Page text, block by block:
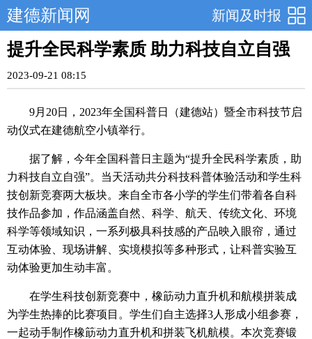
新闻及时报
建德新闻网
提升全民科学素质 助力科技自立自强
2023-09-21 08:15
9月20日，2023年全国科普日（建德站）暨全市科技节启
动仪式在建德航空小镇举行。
据了解，今年全国科普日主题为“提升全民科学素质，助
力科技自立自强”。当天活动共分科技科普体验活动和学生科
技创新竞赛两大板块。来自全市各小学的学生们带着各自科
技作品参加，作品涵盖自然、科学、航天、传统文化、环境
科学等领域知识，一系列极具科技感的产品映入眼帘，通过
互动体验、现场讲解、实境模拟等多种形式，让科普实验互
动体验更加生动丰富。
在学生科技创新竞赛中，橡筯动力直升机和航模拼装成
为学生热捧的比赛项目。学生们自主选择3人形成小组参赛，
一起动手制作橡筯动力直升机和拼装飞机航模。本次竞赛锻